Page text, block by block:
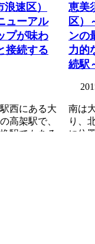
速区）
ューアル
プが味わ
接続する
西にある大
高架駅で、
駅でもある
恵美
区）
ンの
力的
続駅
南は
り、
に位